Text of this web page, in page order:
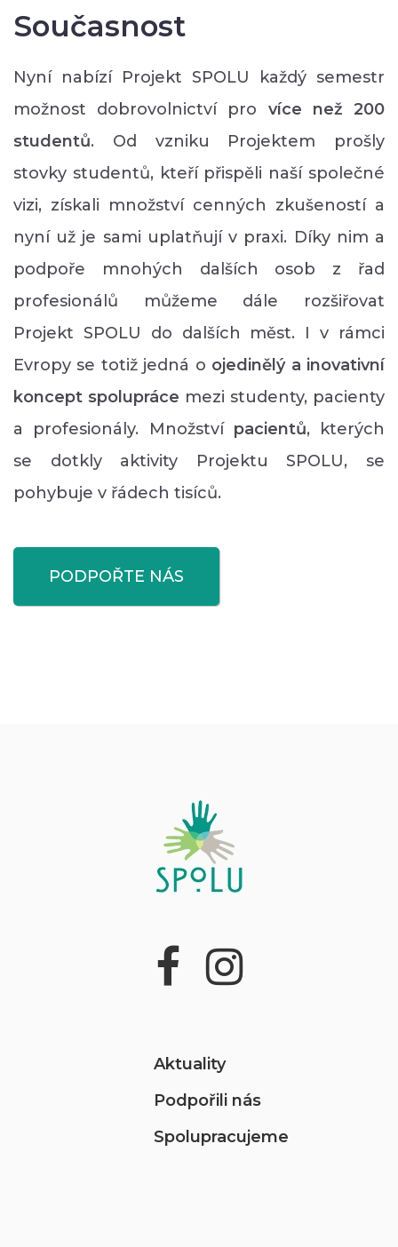
Současnost
Nyní nabízí Projekt SPOLU každý semestr
možnost dobrovolnictví pro více než 200
studentů. Od vzniku Projektem prošly
stovky studentů, kteří přispěli naší společné
vizi, získali množství cenných zkušeností a
nyní už je sami uplatňují v praxi. Díky nim a
podpoře mnohých dalších osob z řad
profesionálů můžeme dále rozšiřovat
Projekt SPOLU do dalších měst. I v rámci
Evropy se totiž jedná o ojedinělý a inovativní
koncept spolupráce mezi studenty, pacienty
a profesionály. Množství pacientů, kterých
se dotkly aktivity Projektu SPOLU, se
pohybuje v řádech tisíců.
PODPOŘTE NÁS
Aktuality
Podpořili nás
Spolupracujeme